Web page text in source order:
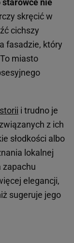
starówce nie
skręcić w
cichszy
fasadzie, który
miasto
i trudno je
z ich
słodkości albo
lokalnej
zapachu
elegancji,
sugeruje jego